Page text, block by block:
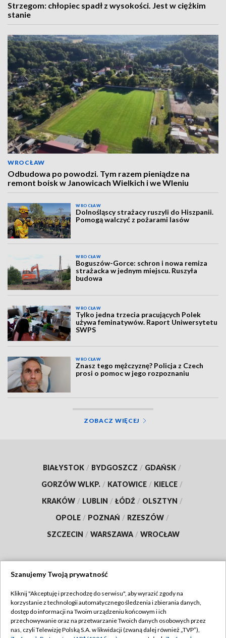
Strzegom: chłopiec spadł z wysokości. Jest w ciężkim
stanie
WROCŁAW
Odbudowa po powodzi. Tym razem pieniądze na
remont boisk w Janowicach Wielkich i we Wleniu
WROCŁAW
Dolnośląscy strażacy ruszyli do Hiszpanii.
Pomogą walczyć z pożarami lasów
WROCŁAW
Boguszów-Gorce: schron i nowa remiza
strażacka w jednym miejscu. Ruszyła
budowa
WROCŁAW
Tylko jedna trzecia pracujących Polek
używa feminatywów. Raport Uniwersytetu
SWPS
WROCŁAW
Znasz tego mężczyznę? Policja z Czech
prosi o pomoc w jego rozpoznaniu
ZOBACZ WIĘCEJ
BIAŁYSTOK / BYDGOSZCZ / GDAŃSK /
GORZÓW WLKP. / KATOWICE / KIELCE /
KRAKÓW / LUBLIN / ŁÓDŹ / OLSZTYN /
OPOLE / POZNAŃ / RZESZÓW /
SZCZECIN / WARSZAWA / WROCŁAW
TVP
Abonament TVP
Regulamin TVP
Szanujemy Twoją prywatność
Kliknij "Akceptuję i przechodzę do serwisu", aby wyrazić zgody na
korzystanie z technologii automatycznego śledzenia i zbierania danych,
dostęp do informacji na Twoim urządzeniu końcowym i ich
przechowywanie oraz na przetwarzanie Twoich danych osobowych przez
nas, czyli Telewizję Polską S.A. w likwidacji (zwaną dalej również „TVP”),